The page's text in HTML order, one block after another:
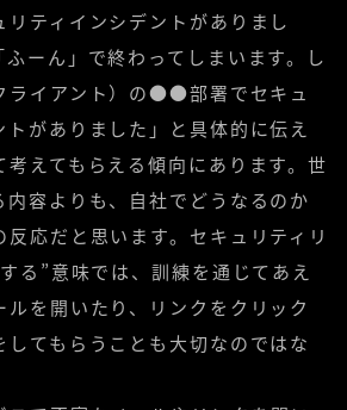
リティインシデントがありまし
ーん」で終わってしまいます。し
ライアント）の●●部署でセキュ
トがありました」と具体的に伝え
考えてもらえる傾向にあります。世
内容よりも、自社でどうなるのか
応だと思います。セキュリティリ
る”意味では、訓練を通じてあえ
ルを開いたり、リンクをクリック
してもらうことも大切なのではな